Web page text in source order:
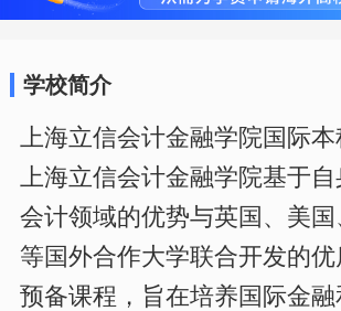
学校简介
上海立信会计金融学院国际
上海立信会计金融学院基于
会计领域的优势与英国、美
等国外合作大学联合开发的
预备课程，旨在培养国际金